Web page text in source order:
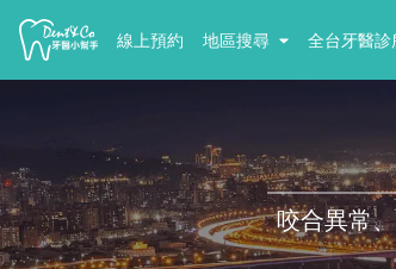
線上預約 地區搜尋 全台牙醫診
咬合異常